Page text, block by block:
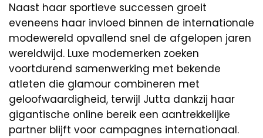
Naast haar sportieve successen groeit
eveneens haar invloed binnen de internationale
modewereld opvallend snel de afgelopen jaren
wereldwijd. Luxe modemerken zoeken
voortdurend samenwerking met bekende
atleten die glamour combineren met
geloofwaardigheid, terwijl Jutta dankzij haar
gigantische online bereik een aantrekkelijke
partner blijft voor campagnes internationaal.